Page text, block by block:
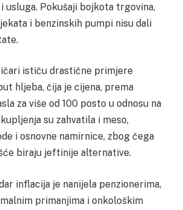
usluga. Pokušaji bojkota trgovina,
i benzinskih pumpi nisu dali
ističu drastične primjere
hljeba, čija je cijena, prema
za više od 100 posto u odnosu na
su zahvatila i meso,
i osnovne namirnice, zbog čega
biraju jeftinije alternative.
inflacija je nanijela penzionerima,
primanjima i onkološkim